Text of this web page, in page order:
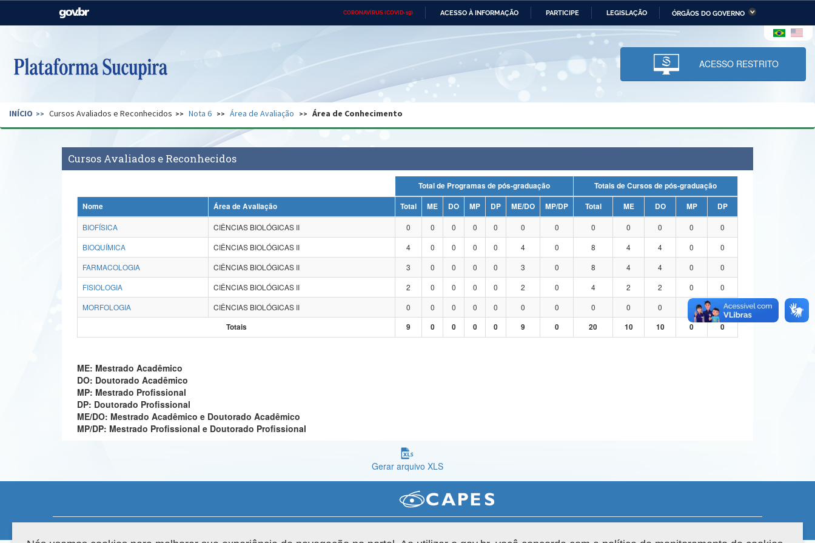
CORONAVÍRUS (COVID-19) ACESSO À INFORMAÇÃO PARTICIPE LEGISLAÇÃO ÓRGÃOS DO GOVERNO
Casa Civil Ministério das Relações Ministério da Economia Ministério da Infraestrutura
Pecuária e Abastecimento
Ministério da Ciência,
Tecnologia, Inovações e
Comunicações
Ministério do Desenvolvimento
Regional e dos Direitos Humanos
Secretaria de Governo Gabinete de Segurança Advocacia-Geral da União Banco Central do Brasil Planalto
ACESSO RESTRITO
INÍCIO Cursos Avaliados e Reconhecidos Nota 6 Área de Avaliação Área de Conhecimento
Cursos Avaliados e Reconhecidos
Total de Programas de pós-graduação
Totais de Cursos de pós-graduação
Nome
Área de Avaliação Total ME DO MP DP ME/DO MP/DP Total ME DO MP
DP
BIOFÍSICA
CIÊNCIAS BIOLÓGICAS II 0 0 0 0 0 0 0 0 0 0 0
0
BIOQUÍMICA
CIÊNCIAS BIOLÓGICAS II 4 0 0 0 0 4 0 8 4 4 0
0
FARMACOLOGIA
CIÊNCIAS BIOLÓGICAS II 3 0 0 0 0 3 0 8 4 4 0
0
FISIOLOGIA
CIÊNCIAS BIOLÓGICAS II 2 0 0 0 0 2 0 4 2 2 0
0
MORFOLOGIA
CIÊNCIAS BIOLÓGICAS II 0 0 0 0 0 0 0 0 0 0
0
Totais
9 0 0 0 0 9 0 20 10 10 0 0
ME: Mestrado Acadêmico
DO: Doutorado Acadêmico
MP: Mestrado Profissional
DP: Doutorado Profissional
ME/DO: Mestrado Acadêmico e Doutorado Acadêmico
MP/DP: Mestrado Profissional e Doutorado Profissional
Gerar arquivo XLS